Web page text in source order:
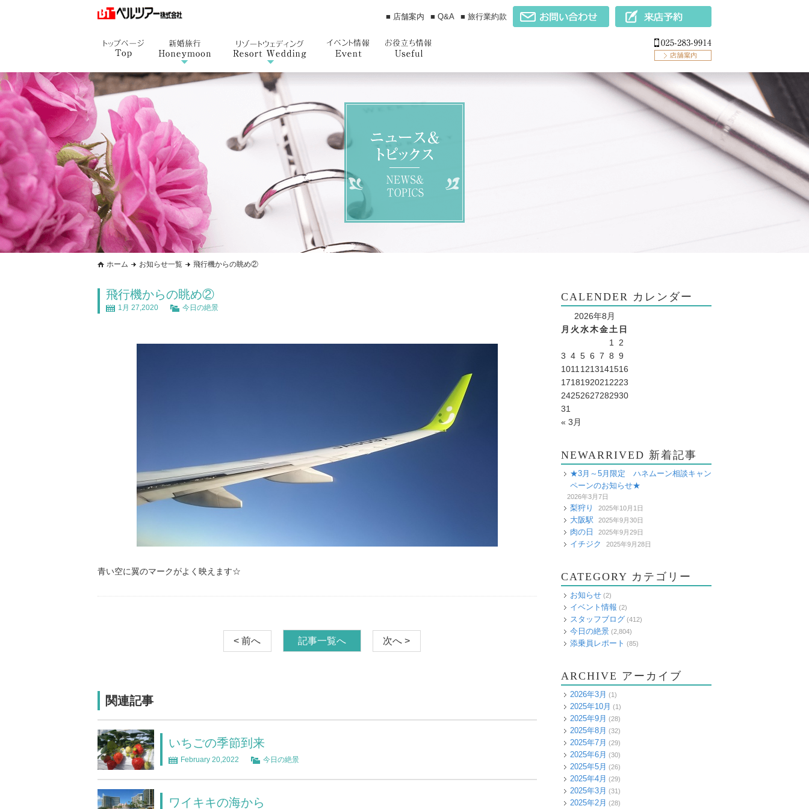
■ 店舗案内 ■ Q&A ■ 旅行業約款
ホーム お知らせ一覧 飛行機からの眺め②
飛行機からの眺め②
1月 27,2020 今日の絶景
青い空に翼のマークがよく映えます☆
< 前へ 記事一覧へ 次へ >
関連記事
いちごの季節到来
February 20,2022 今日の絶景
ワイキキの海から
CALENDER カレンダー
2026年8月
月 火水木金土 日
1
2
3 4 5 6 7 8 9
1011 1213141516
1718192021 2223
24252627282930
31
« 3月
NEWARRIVED 新着記事
★3月～5月限定 ハネムーン相談キャン
ペーンのお知らせ★
2026年3月7日
梨狩り 2025年10月1日
大阪駅 2025年9月30日
肉の日 2025年9月29日
イチジク 2025年9月28日
CATEGORY カテゴリー
お知らせ (2)
イベント情報 (2)
スタッフブログ (412)
今日の絶景 (2,804)
添乗員レポート (85)
ARCHIVE アーカイブ
2026年3月 (1)
2025年10月 (1)
2025年9月 (28)
2025年8月 (32)
2025年7月 (29)
2025年6月 (30)
2025年5月 (26)
2025年4月 (29)
2025年3月 (31)
2025年2月 (28)